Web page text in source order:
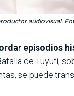
audiovisual.
episodios
de Tuyutí,
se puede